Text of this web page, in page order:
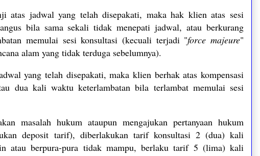
atas jadwal yang telah disepakati, maka hak klien atas sesi
bila sama sekali tidak menepati jadwal, atau berkurang
memulai sesi konsultasi (kecuali terjadi "force majeure"
alam yang tidak terduga sebelumnya).
yang telah disepakati, maka klien berhak atas kompensasi
dua kali waktu keterlambatan bila terlambat memulai sesi
masalah hukum ataupun mengajukan pertanyaan hukum
deposit tarif), diberlakukan tarif konsultasi 2 (dua) kali
atau berpura-pura tidak mampu, berlaku tarif 5 (lima) kali